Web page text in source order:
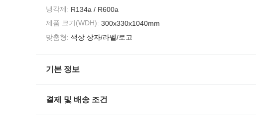
냉각제: R134a / R600a
제품 크기(WDH): 300x330x1040mm
맞춤형: 색상 상자/라벨/로고
기본 정보
결제 및 배송 조건